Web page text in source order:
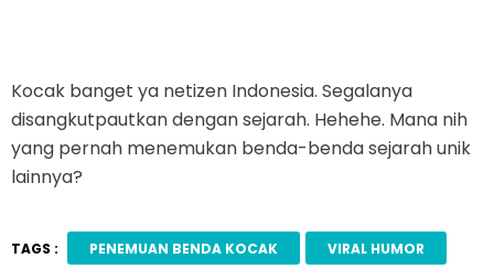
Kocak banget ya netizen Indonesia. Segalanya
disangkutpautkan dengan sejarah. Hehehe. Mana nih
yang pernah menemukan benda-benda sejarah unik
lainnya?
TAGS : PENEMUAN BENDA KOCAK VIRAL HUMOR